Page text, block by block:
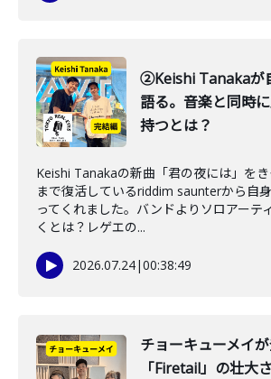
②Keishi Tanakaが
語る。音楽と同時
持つとは？
Keishi Tanakaの新曲「君の夜には」を
まで復活しているriddim saunterから自
ってくれました。バンドよりソロアーテ
くとは？レゲエの...
2026.07.24|00:38:49
チョーキューメイ
「Firetail」の壮大